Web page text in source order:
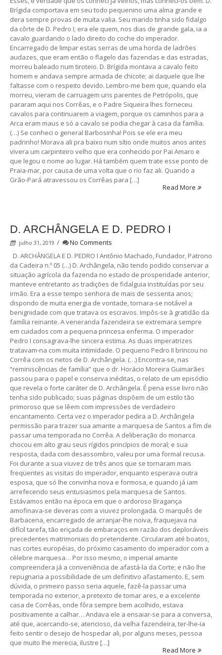
Brígida comportava em seu todo pequenino uma alma grande e
dera sempre provas de muita valia. Seu marido tinha sido fidalgo
da côrte de D. Pedro I; era ele quem, nos dias de grande gala, ia a
cavalo guardando o lado direito do coche do imperador.
Encarregado de limpar estas serras de uma horda de ladrões
audazes, que eram então o flagelo das fazendas e das estradas,
morreu baleado num tiroteio. D. Brígida montava a cavalo feito
homem e andava sempre armada de chicote; ai daquele que lhe
faltasse com o respeito devido. Lembro-me bem que, quando ela
morreu, vieram de carruagem uns parentes de Petrópolis, que
pararam aqui nos Corrêas, e o Padre Siqueira lhes forneceu
cavalos para continuarem a viagem, porque os caminhos para a
Arca eram maus e só a cavalo se podia chegar à casa da família.
(…) Se conheci o general Barbosinha! Pois se ele era meu
padrinho! Morava ali pra baixo num sítio onde muitos anos antes
vivera um carpinteiro velho que era conhecido por Pai Amaro e
que legou o nome ao lugar. Há também quem trate esse ponto de
Praia-mar, por causa de uma volta que o rio faz ali. Quando a
Grão-Pará atravessou os Corrêas para […]
Read More
D. ARCHÂNGELA E D. PEDRO I
julho 31, 2019 /
No Comments
D. ARCHÂNGELA E D. PEDRO I Antônio Machado, Fundador, Patrono
da Cadeira n.º 05 (…) D. Archângela, não tendo podido conservar a
situação agrícola da fazenda no estado de prosperidade anterior,
manteve entretanto as tradições de fidalguia instituídas por seu
irmão. Era a esse tempo senhora de mais de sessenta anos;
dispondo de muita energia de vontade, tornara-se notável a
benignidade com que tratava os escravos. Impôs-se à gratidão da
família reinante. A veneranda fazendeira se extremara sempre
em cuidados com a pequena princesa enferma. O imperador
Pedro I consagrava-lhe sincera estima. As duas imperatrizes
tratavam-na com muita intimidade. O pequeno Pedro II brincou no
Corrêa com os netos de D. Archângela. (…) Encontra-se, nas
“reminiscências de família” que o dr. Horácio Moreira Guimarães
passou para o papel e conserva inéditas, o relato de um episódio
que revela o forte caráter de D. Archângela. É pena esse livro não
tenha sido publicado; suas páginas dispõem de um estilo tão
primoroso que se lêem com impressões de verdadeiro
encantamento. Certa vez o imperador pedira a D. Archângela
permissão para trazer sua amante a marquesa de Santos a fim de
passar uma temporada no Corrêa. A deliberação do monarca
chocou em alto grau seus rígidos princípios de moral; e sua
resposta, dada com desassombro, valeu por uma formal recusa.
Foi durante a sua viuvez de três anos que se tornaram mais
freqüentes as visitas do imperador, enquanto esperava outra
esposa, que só lhe convinha nova e formosa, e quando já iam
arrefecendo seus entusiasmos pela marquesa de Santos.
Estávamos então na época em que o ardoroso Bragança
amofinava-se deveras com a viuvez prolongada. O marquês de
Barbacena, encarregado de arranjar-lhe noiva, fraquejava na
difícil tarefa, tão eriçada de embaraços em razão dos deploráveis
precedentes matrimoniais do pretendente. Circularam até boatos,
nas cortes européias, do próximo casamento do imperador com a
célebre marquesa… Por isso mesmo, o imperial amante
compreendera já a conveniência de afastá-la da Corte; e não lhe
repugnaria a possibilidade de um definitivo afastamento. E, sem
dúvida, o primeiro passo seria aquele, fazê-la passar uma
temporada no exterior, a pretexto de tomar ares, e a excelente
casa de Corrêas, onde fôra sempre bem acolhido, estava
positivamente a calhar… Andava ele a ensaiar-se para a conversa,
até que, acercando-se, atencioso, da velha fazendeira, ter-lhe-ia
feito sentir o desejo de hospedar ali, por alguns meses, pessoa
que muito lhe merecia, ilustre […]
Read More